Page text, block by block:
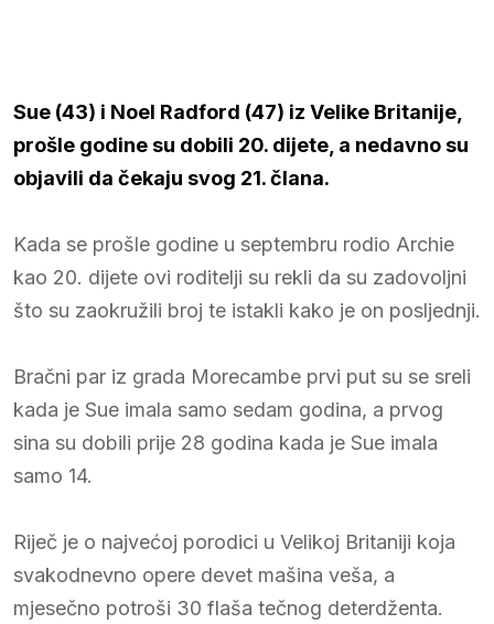
Sue (43) i Noel Radford (47) iz Velike Britanije,
prošle godine su dobili 20. dijete, a nedavno su
objavili da čekaju svog 21. člana.
Kada se prošle godine u septembru rodio Archie
kao 20. dijete ovi roditelji su rekli da su zadovoljni
što su zaokružili broj te istakli kako je on posljednji.
Bračni par iz grada Morecambe prvi put su se sreli
kada je Sue imala samo sedam godina, a prvog
sina su dobili prije 28 godina kada je Sue imala
samo 14.
Riječ je o najvećoj porodici u Velikoj Britaniji koja
svakodnevno opere devet mašina veša, a
mjesečno potroši 30 flaša tečnog deterdženta.